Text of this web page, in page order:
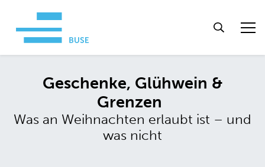
Geschenke, Glühwein &
Grenzen
Was an Weihnachten erlaubt ist – und
was nicht